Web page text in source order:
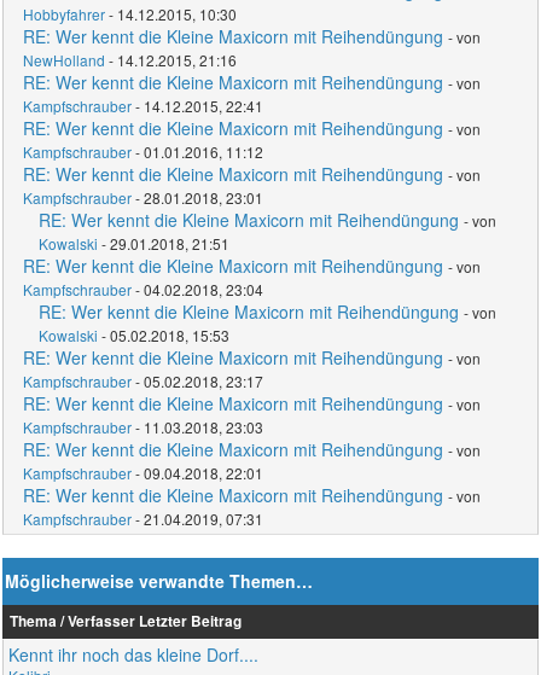
Hobbyfahrer- 14.12.2015, 10:30
RE: Wer kennt die Kleine Maxicorn mit Reihendüngung - von
NewHolland - 14.12.2015, 21:16
RE: Wer kennt die Kleine Maxicorn mit Reihendüngung - von
Kampfschrauber- 14.12.2015, 22:41
RE: Wer kennt die Kleine Maxicorn mit Reihendüngung - von
Kampfschrauber- 01.01.2016, 11:12
RE: Wer kennt die Kleine Maxicorn mit Reihendüngung - von
Kampfschrauber- 28.01.2018, 23:01
RE: Wer kennt die Kleine Maxicorn mit Reihendüngung - von
Kowalski - 29.01.2018, 21:51
RE: Wer kennt die Kleine Maxicorn mit Reihendüngung - von
Kampfschrauber- 04.02.2018, 23:04
RE: Wer kennt die Kleine Maxicorn mit Reihendüngung - von
Kowalski - 05.02.2018, 15:53
RE: Wer kennt die Kleine Maxicorn mit Reihendüngung - von
Kampfschrauber- 05.02.2018, 23:17
RE: Wer kennt die Kleine Maxicorn mit Reihendüngung - von
Kampfschrauber- 11.03.2018, 23:03
RE: Wer kennt die Kleine Maxicorn mit Reihendüngung - von
Kampfschrauber- 09.04.2018, 22:01
RE: Wer kennt die Kleine Maxicorn mit Reihendüngung - von
Kampfschrauber- 21.04.2019, 07:31
Möglicherweise verwandte Themen…
Thema / Verfasser Letzter Beitrag
Kennt ihr noch das kleine Dorf....